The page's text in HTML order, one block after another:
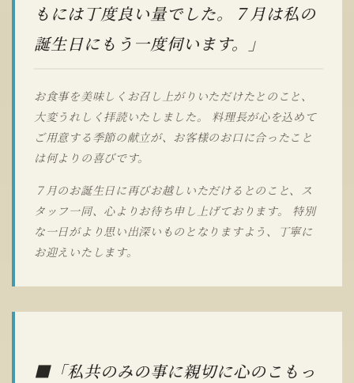
もには丁度良い量でした。７月は私の
誕生日にもう一度伺います。」
お食事を美味しくお召し上がりいただけたとのこと、
大変うれしく拝読いたしました。 料理長が心を込めて
ご用意する季節の献立が、お客様のお口に合ったこと
は何よりの喜びです。
７月のお誕生日に再びお越しいただけるとのこと、ス
タッフ一同、心よりお待ち申し上げております。 特別
な一日がより思い出深いものとなりますよう、丁寧に
お迎えいたします。
■「私共のみの事に親切に心のこもっ